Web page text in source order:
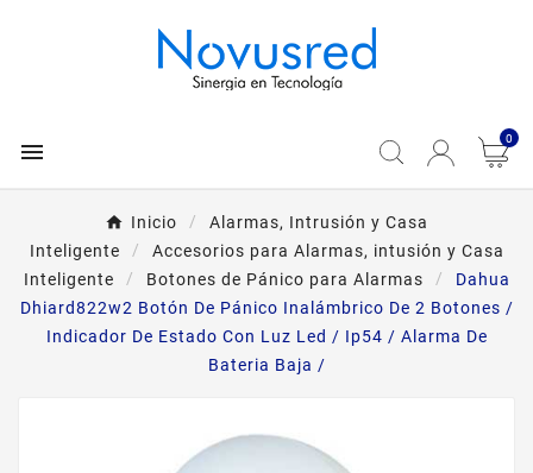
 0
Inicio
Alarmas, Intrusión y Casa
Inteligente
Accesorios para Alarmas, intusión y Casa
Inteligente
Botones de Pánico para Alarmas
Dahua
Dhiard822w2 Botón De Pánico Inalámbrico De 2 Botones /
Indicador De Estado Con Luz Led / Ip54 / Alarma De
Bateria Baja /